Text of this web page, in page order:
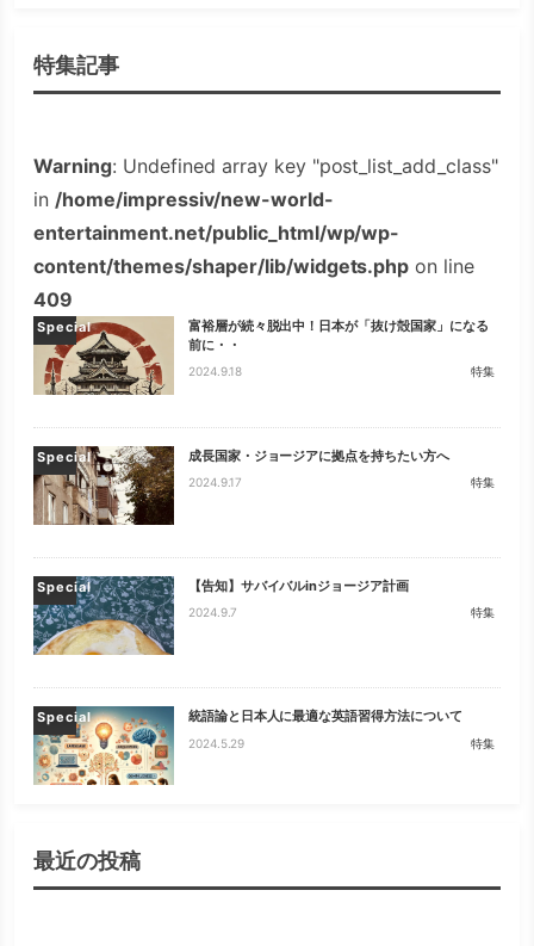
特集記事
Warning: Undefined array key "post_list_add_class"
in /home/impressiv/new-world-
entertainment.net/public_html/wp/wp-
content/themes/shaper/lib/widgets.php on line
409
Special
富裕層が続々脱出中！日本が「抜け殻国家」になる
前に・・
2024.9.18 特集
Special 成長国家・ジョージアに拠点を持ちたい方へ
2024.9.17 特集
Special 【告知】サバイバルinジョージア計画
2024.9.7 特集
Special 統語論と日本人に最適な英語習得方法について
2024.5.29 特集
最近の投稿